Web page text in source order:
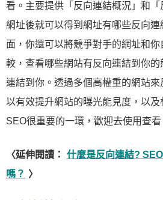
看。主要提供「反向連結概況」和「
網址後就可以得到網址有哪些反向
面，你還可以將競爭對手的網址和
較，查看哪些網站有反向連結到你
連結到你。透過多個高權重的網站
以有效提升網站的曝光能見度，以
SEO很重要的一環，歡迎去使用查看
〈延伸閱讀：
什麼是反向連結?
嗎？ 〉